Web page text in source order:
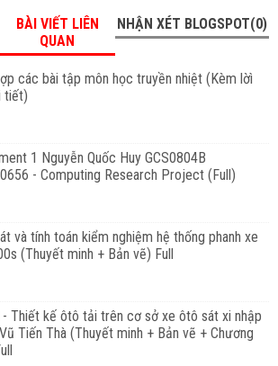
BÀI VIẾT LIÊN
QUAN
NHẬN XÉT BLOGSPOT(0)
các bài tập môn học truyền nhiệt (Kèm lờì
tiết)
1 Nguyễn Quốc Huy GCS0804B
- Computing Research Project (Full)
và tính toán kiểm nghiệm hệ thống phanh xe
(Thuyết minh + Bản vẽ) Full
- Thiết kế ôtô tải trên cơ sở xe ôtô sát xi nhập
Tiến Thà (Thuyết minh + Bản vẽ + Chương